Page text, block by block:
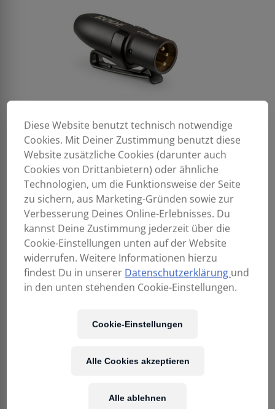
54,00 €
zzgl. Versand
Diese Website benutzt technisch notwendige
Cookies. Mit Deiner Zustimmung benutzt diese
Website zusätzliche Cookies (darunter auch
Cookies von Drittanbietern) oder ähnliche
Technologien, um die Funktionsweise der Seite
zu sichern, aus Marketing-Gründen sowie zur
Verbesserung Deines Online-Erlebnisses. Du
kannst Deine Zustimmung jederzeit über die
Cookie-Einstellungen unten auf der Website
widerrufen. Weitere Informationen hierzu
findest Du in unserer Datenschutzerklärung und
in den unten stehenden Cookie-Einstellungen.
Cookie-Einstellungen
Alle ablehnen
Alle Cookies akzeptieren